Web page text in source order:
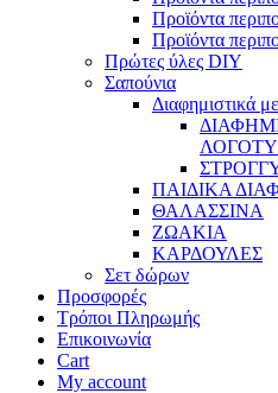
Προϊόντα
Προϊόντα
Πρώτες ύλες DIY
Σαπούνια
Διαφημιστικά
ΠΑΙΔΙΚΑ
ΘΑΛΑΣΣΙΝΑ
ΖΩΑΚΙΑ
ΚΑΡΔΟΥΛΕΣ
Σετ δώρων
Προσφορές
Τρόποι Πληρωμής
Επικοινωνία
Cart
My account